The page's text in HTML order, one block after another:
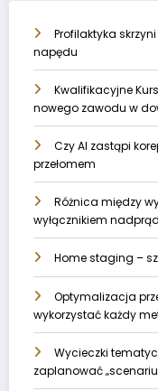
Profilaktyka
napędu
Kwalifikacyjne
nowego zawodu w
Czy AI zastąpi
przełomem
Różnica między
wyłącznikiem
Home staging –
Optymalizacja
wykorzystać każdy
Wycieczki
zaplanować